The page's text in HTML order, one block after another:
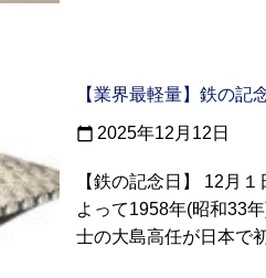
【業界最軽量】鉄の記
calendar_today 2025年12月12日
【鉄の記念日】 12月
よって1958年(昭和33
士の大島高任が日本で